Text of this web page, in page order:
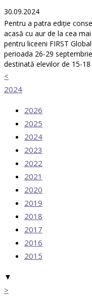
30.09.2024
Pentru a patra ediție
acasă cu aur de la cea
pentru liceeni FIRST
perioada 26-29
destinată elevilor de 15-
<
2024
2026
2025
2024
2023
2022
2021
2020
2019
2018
2017
2016
2015
▼
>